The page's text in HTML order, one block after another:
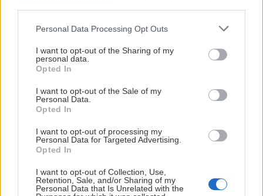
Please note that this website/app uses one or more Google
not limited to your visit or usage behaviour. You may click to
grant or deny consent to Google and its third-party tags to
use your data for below specified purposes in below Google
consent section.
Personal Data Processing Opt Outs
I want to opt-out of the Sharing of my
personal data.
Opted In
I want to opt-out of the Sale of my
Personal Data.
Opted In
I want to opt-out of processing my
Personal Data for Targeted Advertising.
Opted In
I want to opt-out of Collection, Use,
Retention, Sale, and/or Sharing of my
Personal Data that Is Unrelated with the
sedan återsamlingen. Alla spelare var med och tränade
för fullt, förutom Tim Theocharidis och Ryder Rolston.
Ryder Rolston har inte anlänt till Sverige ännu.
och Olli Vainio säger om det första ispasset.
LÄS NÄSTA